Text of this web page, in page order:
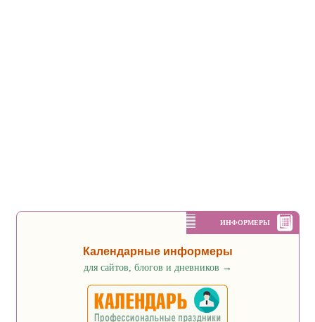
ИНФОРМЕРЫ
Календарные информеры
для сайтов, блогов и дневников →